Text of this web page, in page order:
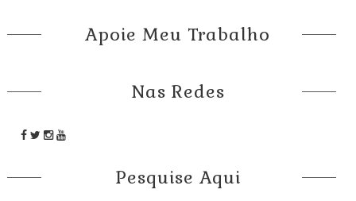
Apoie Meu Trabalho
Nas Redes
Pesquise Aqui